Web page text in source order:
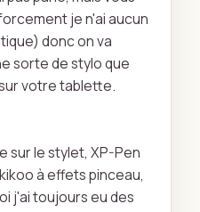
je n'ai aucun
donc on va
sorte de stylo que
votre tablette.
sur le stylet, XP-Pen
à effets pinceau,
j'ai toujours eu des